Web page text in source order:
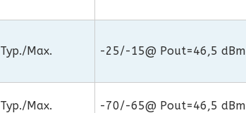
Typ./Max. -25/-15@ Pout=46,5 dBm
Typ./Max. -70/-65@ Pout=46,5 dBm